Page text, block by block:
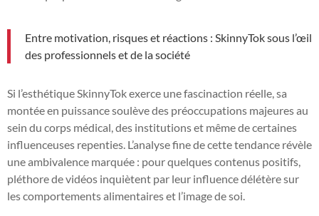
Entre motivation, risques et réactions : SkinnyTok sous l’œil
des professionnels et de la société
Si l’esthétique SkinnyTok exerce une fascinaction réelle, sa
montée en puissance soulève des préoccupations majeures au
sein du corps médical, des institutions et même de certaines
influenceuses repenties. L’analyse fine de cette tendance révèle
une ambivalence marquée : pour quelques contenus positifs,
pléthore de vidéos inquiètent par leur influence délétère sur
les comportements alimentaires et l’image de soi.